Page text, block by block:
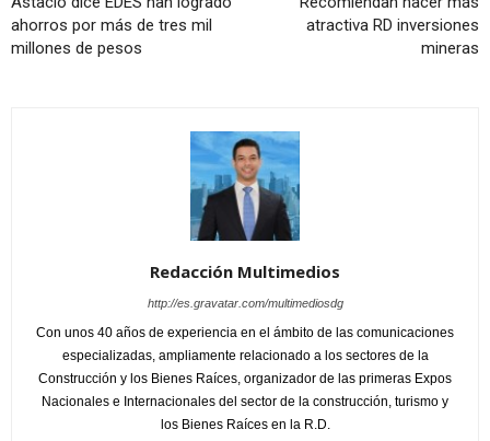
ahorros por más de tres mil
millones de pesos
atractiva RD inversiones
mineras
Redacción Multimedios
http://es.gravatar.com/multimediosdg
Con unos 40 años de experiencia en el ámbito de las comunicaciones
especializadas, ampliamente relacionado a los sectores de la
Construcción y los Bienes Raíces, organizador de las primeras Expos
Nacionales e Internacionales del sector de la construcción, turismo y
los Bienes Raíces en la R.D.